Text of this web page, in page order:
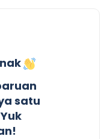
satu